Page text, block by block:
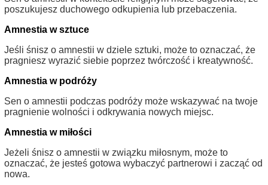
poszukujesz duchowego odkupienia lub przebaczenia.
Amnestia w sztuce
Jeśli śnisz o amnestii w dziele sztuki, może to oznaczać, że
pragniesz wyrazić siebie poprzez twórczość i kreatywność.
Amnestia w podróży
Sen o amnestii podczas podróży może wskazywać na twoje
pragnienie wolności i odkrywania nowych miejsc.
Amnestia w miłości
Jeżeli śnisz o amnestii w związku miłosnym, może to
oznaczać, że jesteś gotowa wybaczyć partnerowi i zacząć od
nowa.